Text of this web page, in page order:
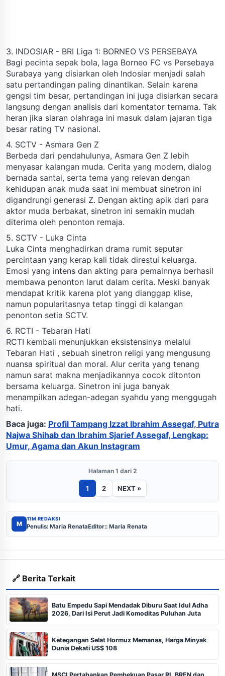
3. INDOSIAR - BRI Liga 1: BORNEO VS PERSEBAYA
Bagi pecinta sepak bola, laga Borneo FC vs Persebaya
Surabaya yang disiarkan oleh Indosiar menjadi salah
satu pertandingan paling dinantikan. Selain karena
gengsi tim besar, pertandingan ini juga disiarkan secara
langsung dengan analisis dari komentator ternama. Tak
heran jika siaran olahraga ini masuk dalam jajaran tiga
besar rating TV nasional.
4. SCTV - Asmara Gen Z
Berbeda dari pendahulunya, Asmara Gen Z lebih
menyasar kalangan muda. Cerita yang modern, dialog
bernada santai, serta tema yang relevan dengan
kehidupan anak muda saat ini membuat sinetron ini
digandrungi generasi Z. Dengan akting apik dari para
aktor muda berbakat, sinetron ini semakin mudah
diterima oleh penonton remaja.
5. SCTV - Luka Cinta
Luka Cinta menghadirkan drama rumit seputar
percintaan yang kerap kali tidak direstui keluarga.
Emosi yang intens dan akting para pemainnya berhasil
membawa penonton larut dalam cerita. Meski banyak
mendapat kritik karena plot yang dianggap klise,
namun popularitasnya tetap tinggi di kalangan
penonton setia SCTV.
6. RCTI - Tebaran Hati
RCTI kembali menunjukkan eksistensinya melalui
Tebaran Hati , sebuah sinetron religi yang mengusung
nuansa spiritual dan moral. Alur cerita yang tenang
namun sarat makna menjadikannya cocok ditonton
bersama keluarga. Sinetron ini juga banyak
menampilkan adegan-adegan syahdu yang menggugah
hati.
Baca juga: Profil Tampang Izzat Ibrahim Assegaf, Putra
Najwa Shihab dan Ibrahim Sjarief Assegaf, Lengkap:
Umur, Agama dan Akun Instagram
Halaman 1 dari 2
1 2 NEXT »
M
TIM REDAKSI
Penulis: Maria RenataEditor:: Maria Renata
🔗 Berita Terkait
Batu Empedu Sapi Mendadak Diburu Saat Idul Adha
2026, Dari Isi Perut Jadi Komoditas Puluhan Juta
Ketegangan Selat Hormuz Memanas, Harga Minyak
Dunia Dekati US$ 108